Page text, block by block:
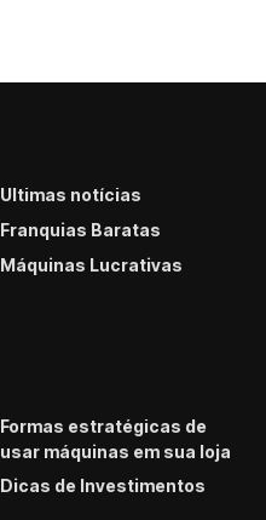
Últimas notícias
Franquias Baratas
Máquinas Lucrativas
Formas estratégicas de
usar máquinas em sua loja
Dicas de Investimentos